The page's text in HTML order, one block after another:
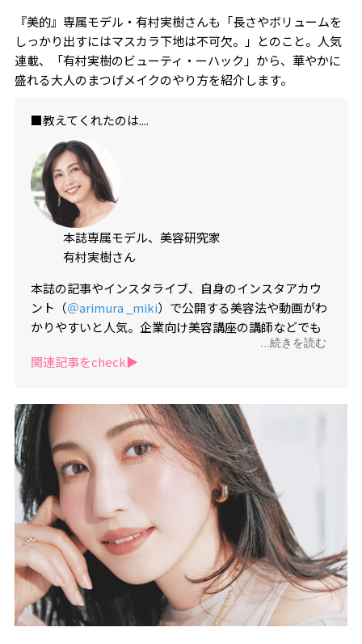
『美的』専属モデル・有村実樹さんも「長さやボリュームを
しっかり出すにはマスカラ下地は不可欠。」とのこと。人気
連載、「有村実樹のビューティ・ーハック」から、華やかに
盛れる大人のまつげメイクのやり方を紹介します。
■教えてくれたのは....
本誌専属モデル、美容研究家
有村実樹さん
本誌の記事やインスタライブ、自身のインスタアカウ
ント（＠arimura _miki）で公開する美容法や動画がわ
かりやすいと人気。企業向け美容講座の講師などでも
活躍。植物療法士の資格も取得、ストレスケアの方法
をシェアするなど生来の優しさに基づく情報発信や、
気を誇る。
...続きを読む
関連記事をcheck▶︎